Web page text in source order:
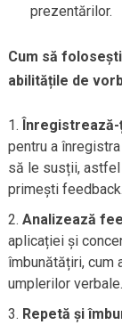
prezentărilor.
Cum să
abilitățile de
pentru a
să le susții,
primești feedback.
Analizează
aplicației și
îmbunătățiri, cum
umplerilor verbale.
Repetă și